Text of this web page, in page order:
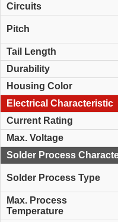
Circuits
Pitch
Tail Length
Durability
Housing Color
Electrical Characteristic
Current Rating
Max. Voltage
Solder Process
Solder Process Type
Max. Process
Temperature